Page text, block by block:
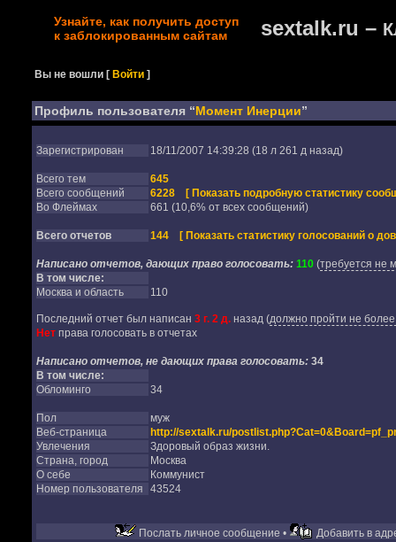
Узнайте, как получить доступ
к заблокированным сайтам
sextalk.ru –
Вы не вошли [Войти ]
Профиль пользователя “Момент Инерции”
Зарегистрирован 18/11/2007 14:39:28 (18 л 261 д назад)
Всего тем
645
Всего сообщений
6228
[ Показать подробную статистику
Во Флеймах
661 (10,6% от всех сообщений)
Всего отчетов 144 [ Показать статистику голосований о
Написано отчетов, дающих право голосовать: 110(требуется не
В том числе:
Москва и область
110
Последний отчет был написан 3 г. 2 д.назад(должно пройти не
Нетправа голосовать в отчетах
Написано отчетов, не дающих права голосовать: 34
В том числе:
Обломинго
34
Пол
муж
Веб-страница
http://sextalk.ru/
Увлечения
Здоровый образ жизни.
Страна, город
Москва
О себе
Коммунист
Номер пользователя
43524
Послать личное сообщение • Добавить в